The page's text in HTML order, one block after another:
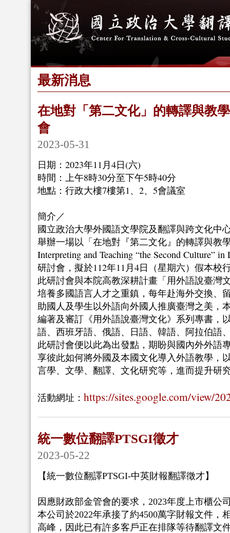
最新消息
在地對「第二文化」的轉譯與教
會
2023-05-31
日期：2023年11月4日(六)
時間：上午8時30分至下午5時40分
地點：行政大樓7樓第1、2、5會議室
簡介／
國立政治大學外國語文學院及翻譯與跨文化中
舉辦一場以「在地對『第二文化』的轉譯與教
Interpreting and Teaching “the Second Culture”
研討會，擬於112年11月4日（星期六）假本校
此研討會與本院高教深耕計畫「用外語說臺灣
培養多國語言人才之重鎮，每年赴海外交換、
助國人及學生以外語向外國人推廣臺灣之美，
編著及審訂《用外語說臺灣文化》系列專書，
語、西班牙語、俄語、日語、韓語、阿拉伯語
此研討會便以此為出發點，期盼與國內外外語
享彼此如何將外國及本國文化導入外語教學，
言學、文學、翻譯、文化研究等，進而提升研
活動網址： https://sites.google.com/view/
統一數位翻譯PTSGI徵才
2023-05-22
【統一數位翻譯PTSGI-中英財報翻譯徵才】
因應財政部金管會的要求，2023年度上市櫃公
本公司於2022年承接了約4500萬字財報文件，
高峰，因此已有許多客戶正在排隊等待翻譯文